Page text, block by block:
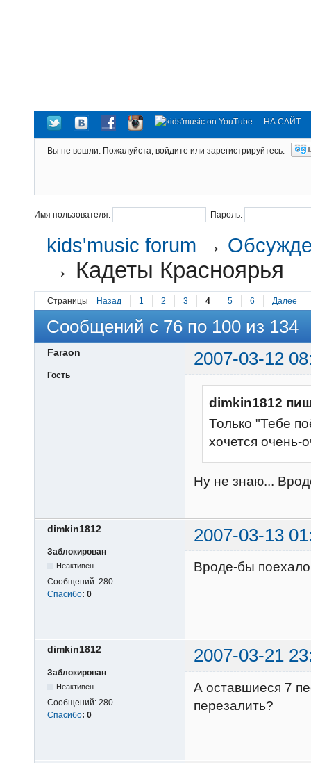
НА САЙТ
Вы не вошли. Пожалуйста, войдите или зарегистрируйтесь.
Имя пользователя: Пароль:
kids'music forum →
→ Кадеты Красноярья
Страницы Назад 1 2 3 4 5 6 Далее
Сообщений с 76 по 100 из 134
Faraon 2007-03-12
Гость
dimkin1812
Только "Тебе
хочется очень-
Ну не знаю...
dimkin1812 2007-03-13
Заблокирован
Неактивен
Сообщений: 280
Спасибо: 0
Вроде-бы поехало
dimkin1812 2007-03-21
Заблокирован
Неактивен
Сообщений: 280
Спасибо: 0
А оставшиеся 7
перезалить?